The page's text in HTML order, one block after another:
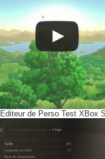
de Perso Test XBox